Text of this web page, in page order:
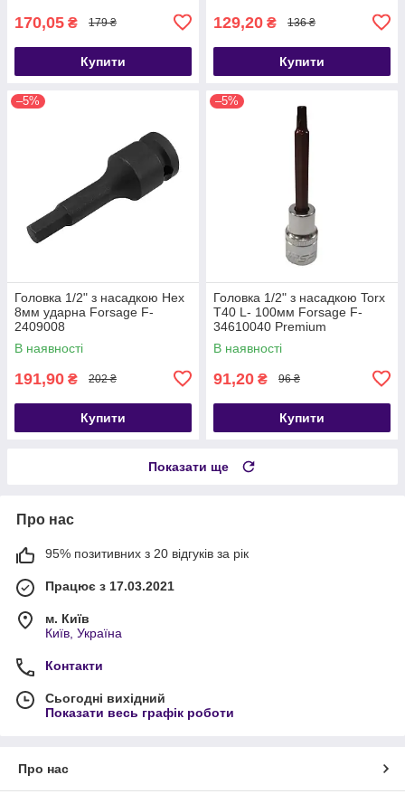
170,05 ₴ 179 ₴
Купити
129,20 ₴ 136 ₴
Купити
–5%
Головка 1/2" з насадкою Hex
8мм ударна Forsage F-
2409008
В наявності
191,90 ₴ 202 ₴
Купити
–5%
Головка 1/2" з насадкою Torx
T40 L- 100мм Forsage F-
34610040 Premium
В наявності
91,20 ₴ 96 ₴
Купити
Показати ще
Про нас
95% позитивних з 20 відгуків за рік
Працює з 17.03.2021
м. Київ
Київ, Україна
Контакти
Сьогодні вихідний
Показати весь графік роботи
Про нас